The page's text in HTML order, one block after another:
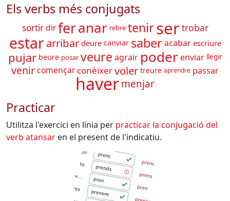
Els verbs més conjugats
sortir dir feranar rebre tenirsertrobar
estararribar deure canviar saber acabar escriure
pujar beure posar veure agrair poder enviar llegir
venircomençar conèixervoler treure aprendre passar
havermenjar
Practicar
Utilitza l'exercici en línia per practicar la conjugació del
verb atansar en el present de l'indicatiu.